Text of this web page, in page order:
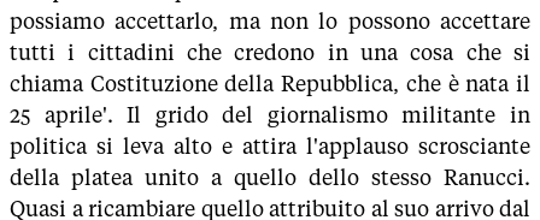
possiamo accettarlo, ma non lo possono accettare
tutti i cittadini che credono in una cosa che si
chiama Costituzione della Repubblica, che è nata il
25 aprile'. Il grido del giornalismo militante in
politica si leva alto e attira l'applauso scrosciante
della platea unito a quello dello stesso Ranucci.
Quasi a ricambiare quello attribuito al suo arrivo dal